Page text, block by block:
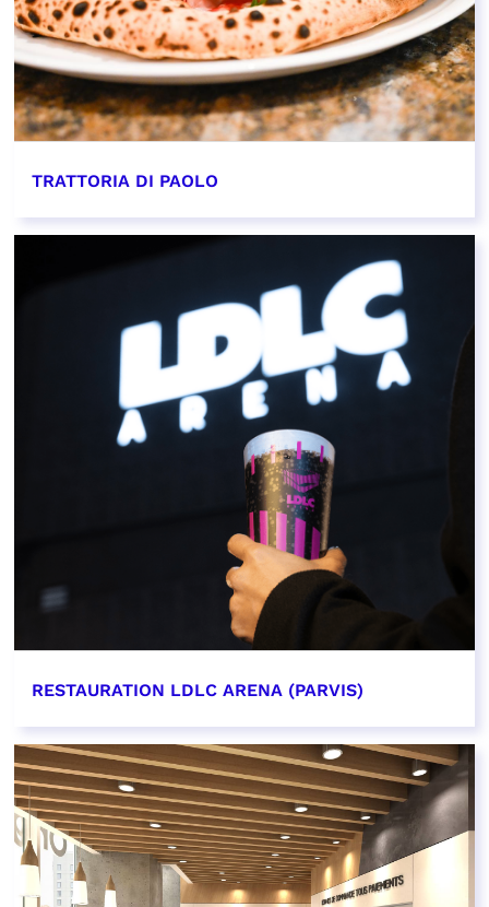
TRATTORIA DI PAOLO
RESTAURATION LDLC ARENA (PARVIS)
EN SAVOIR PLUS